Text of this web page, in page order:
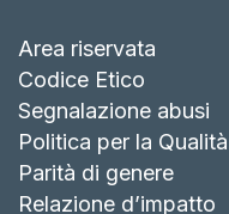
Area riservata
Codice Etico
Segnalazione abusi
Politica per la Qualità
Parità di genere
Relazione d’impatto